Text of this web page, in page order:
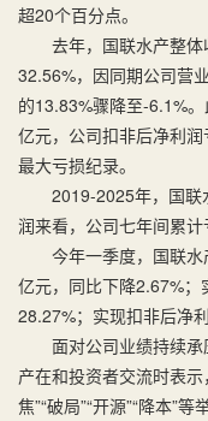
超20个百分点。
去年，国联水产整体
32.56%，因同期公司营
的13.83%骤降至-6.1%
亿元，公司扣非后净利
最大亏损纪录。
2019-2025年，国联
润来看，公司七年间累计
今年一季度，国联水
亿元，同比下降2.67%
28.27%；实现扣非后净
面对公司业绩持续承
产在和投资者交流时表
焦”“破局”“开源”“降本”